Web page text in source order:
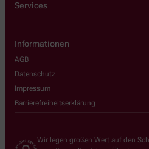
Services
Informationen
AGB
Datenschutz
Impressum
Barrierefreiheitserklärung
Wir legen großen Wert auf den